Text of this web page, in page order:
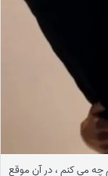
چه می کنم ، در آن موقع